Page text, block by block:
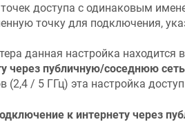
доступа с одинаковым
точку для подключения,
данная настройка находится
через публичную/соседнюю
(2,4 / 5 ГГц) эта настройка
к интернету через